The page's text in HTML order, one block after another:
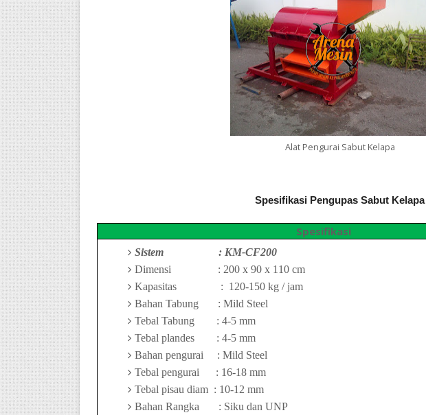
Alat Pengurai Sabut Kelapa
Spesifikasi Pengupas Sabut Kelapa
Spesifikasi
Sistem : KM-CF200
Dimensi
: 200 x 90 x 1 10 cm
Kapasitas
: 120-150 kg / jam
Bahan Tabung
: Mild Steel
Tebal Tabung
:4-5 mm
Tebal plandes
:4-5 mm
Bahan pengurai
: Mild Steel
Tebal pengurai
: 16-18 mm
Tebal pisau diam : 10-12 mm
Bahan Rangka
: Siku dan UNP